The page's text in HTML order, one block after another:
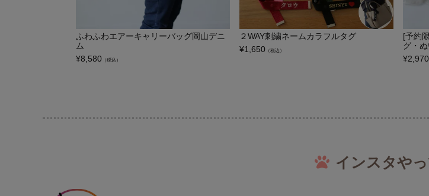
ふわふわエアーキャリーバッグ岡山デニ
ム
¥8,580 （税込）
２WAY刺繍ネームカラフルタグ
¥1,650 （税込）
[予約
グ・
¥2,970
インスタや